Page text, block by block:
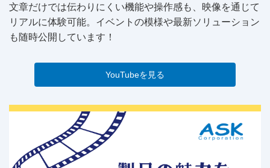
文章だけでは伝わりにくい機能や操作感も、映像を通じて
リアルに体験可能。イベントの模様や最新ソリューション
も随時公開しています！
YouTubeを見る